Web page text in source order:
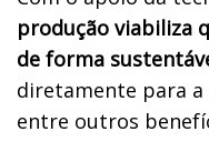
produção viabiliza
de forma
diretamente para
entre outros